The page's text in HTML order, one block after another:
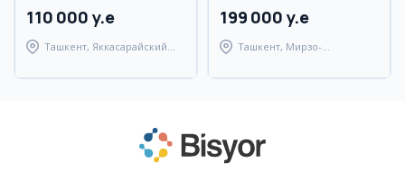
110 000 y.e
Ташкент, Яккасарайский
199 000 y.e
Ташкент, Мирзо-